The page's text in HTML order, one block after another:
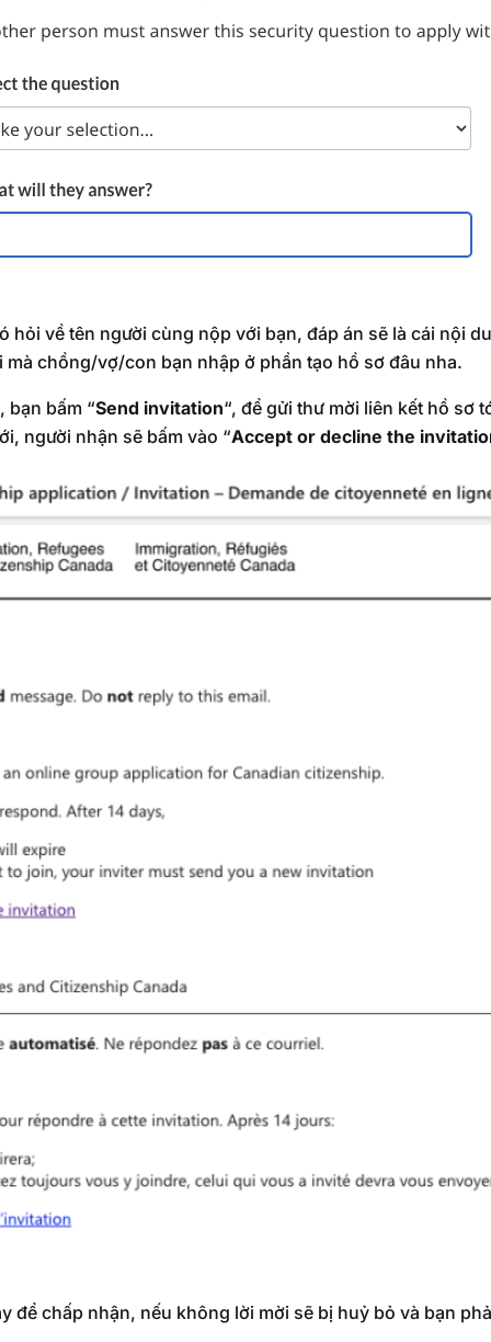
hỏi về tên người cùng nộp với bạn, đáp án sẽ là cái nội
mà chồng/vợ/con bạn nhập ở phần tạo hồ sơ đâu nha.
bạn bấm “Send invitation“, để gửi thư mời liên kết hồ sơ
người nhận sẽ bấm vào “Accept or decline the
để chấp nhận, nếu không lời mời sẽ bị huỷ bỏ và bạn